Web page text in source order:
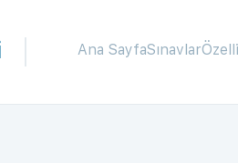
Ana SayfaSınavlar